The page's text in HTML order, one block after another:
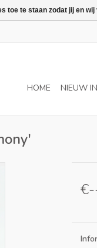
HOME NIEUW
te staan zodat jij en